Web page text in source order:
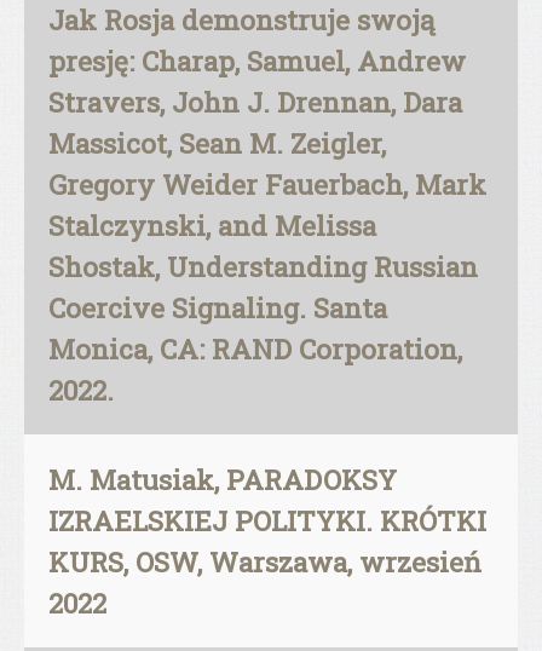
Jak Rosja demonstruje swoją
presję: Charap, Samuel, Andrew
Stravers, John J. Drennan, Dara
Massicot, Sean M. Zeigler,
Gregory Weider Fauerbach, Mark
Stalczynski, and Melissa
Shostak, Understanding Russian
Coercive Signaling. Santa
Monica, CA: RAND Corporation,
2022.
M. Matusiak, PARADOKSY
IZRAELSKIEJ POLITYKI. KRÓTKI
KURS, OSW, Warszawa, wrzesień
2022